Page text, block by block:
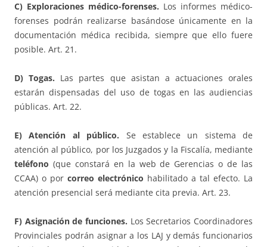
C) Exploraciones médico-forenses. Los informes médico-
forenses podrán realizarse basándose únicamente en la
documentación médica recibida, siempre que ello fuere
posible. Art. 21.
D) Togas. Las partes que asistan a actuaciones orales
estarán dispensadas del uso de togas en las audiencias
públicas. Art. 22.
E) Atención al público. Se establece un sistema de
atención al público, por los Juzgados y la Fiscalía, mediante
teléfono (que constará en la web de Gerencias o de las
CCAA) o por correo electrónico habilitado a tal efecto. La
atención presencial será mediante cita previa. Art. 23.
F) Asignación de funciones. Los Secretarios Coordinadores
Provinciales podrán asignar a los LAJ y demás funcionarios